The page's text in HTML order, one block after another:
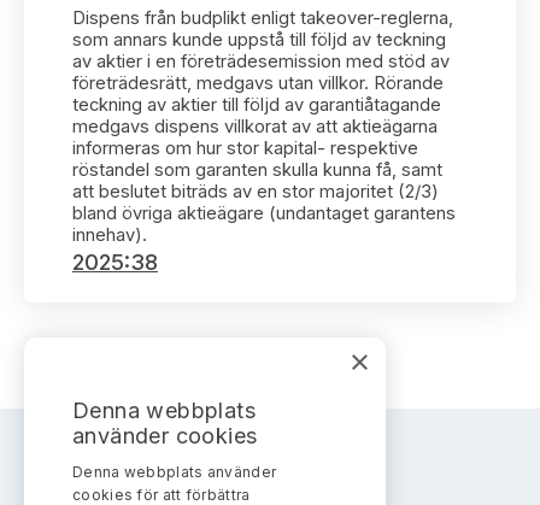
Huvudmän
Verksamhetsberättelser
Publikationer och anföranden
Avgifter
Prenumerera
Dispens från budplikt enligt takeover-reglerna,
som annars kunde uppstå till följd av teckning
av aktier i en företrädesemission med stöd av
företrädesrätt, medgavs utan villkor. Rörande
teckning av aktier till följd av garantiåtagande
medgavs dispens villkorat av att aktieägarna
informeras om hur stor kapital- respektive
röstandel som garanten skulla kunna få, samt
att beslutet biträds av en stor majoritet (2/3)
bland övriga aktieägare (undantaget garantens
innehav).
2025:38
AKTIEMARKNADSNÄMNDEN
×
Denna webbplats
använder cookies
Denna webbplats använder
cookies för att förbättra